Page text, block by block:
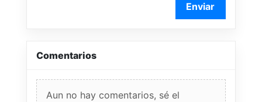
Enviar
Comentarios
Aun no hay comentarios, sé el